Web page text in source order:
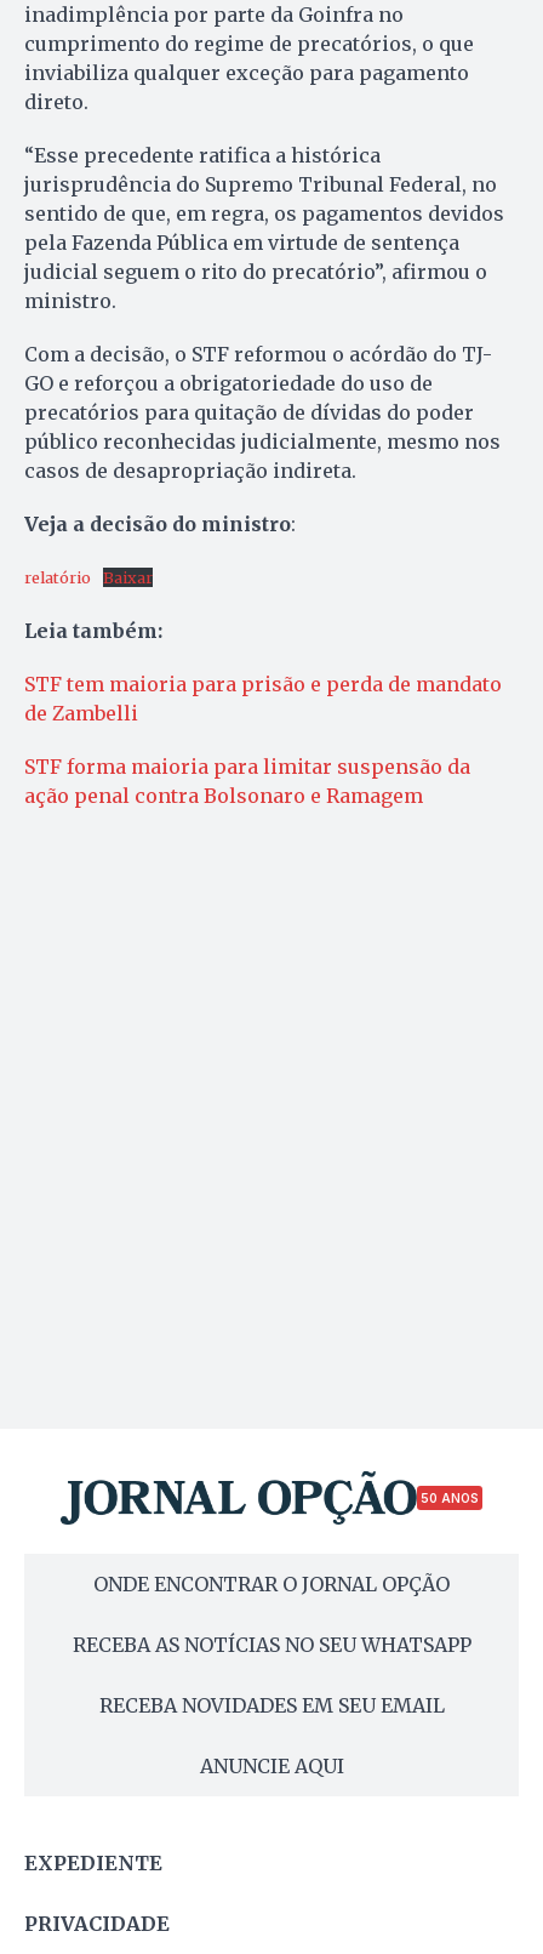
inadimplência por parte da Goinfra no
cumprimento do regime de precatórios, o que
inviabiliza qualquer exceção para pagamento
direto.
“Esse precedente ratifica a histórica
jurisprudência do Supremo Tribunal Federal, no
sentido de que, em regra, os pagamentos devidos
pela Fazenda Pública em virtude de sentença
judicial seguem o rito do precatório”, afirmou o
ministro.
Com a decisão, o STF reformou o acórdão do TJ-
GO e reforçou a obrigatoriedade do uso de
precatórios para quitação de dívidas do poder
público reconhecidas judicialmente, mesmo nos
casos de desapropriação indireta.
Veja a decisão do ministro:
relatório Baixar
Leia também:
STF tem maioria para prisão e perda de mandato
de Zambelli
STF forma maioria para limitar suspensão da
ação penal contra Bolsonaro e Ramagem
50 ANOS
ONDE ENCONTRAR O JORNAL OPÇÃO
RECEBA AS NOTÍCIAS NO SEU WHATSAPP
RECEBA NOVIDADES EM SEU EMAIL
ANUNCIE AQUI
EXPEDIENTE
PRIVACIDADE